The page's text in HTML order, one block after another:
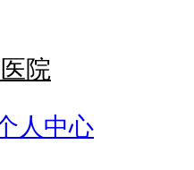
院
人中心